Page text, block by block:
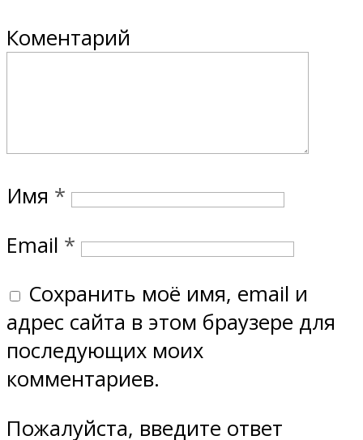
Коментарий
Имя *
Email *
Сохранить моё имя, email и
адрес сайта в этом браузере для
последующих моих
комментариев.
Пожалуйста, введите ответ